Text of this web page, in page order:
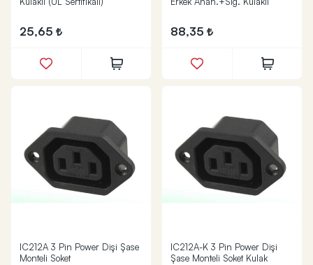
25,65 88,35
IC212A 3 Pin Power Dişi Şase
Monteli Soket
IC212A-K 3 Pin Power Dişi
Şase Monteli Soket Kulak